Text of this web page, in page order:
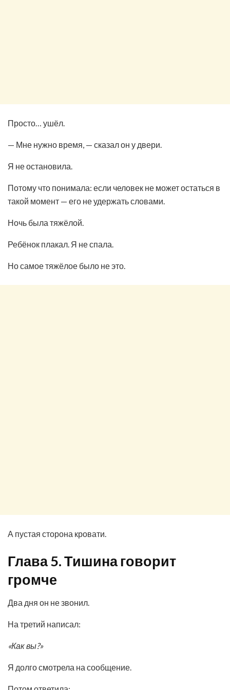
Просто… ушёл.
— Мне нужно время, — сказал он у двери.
Я не остановила.
Потому что понимала: если человек не может остаться в
такой момент — его не удержать словами.
Ночь была тяжёлой.
Ребёнок плакал. Я не спала.
Но самое тяжёлое было не это.
А пустая сторона кровати.
Глава 5. Тишина говорит
громче
Два дня он не звонил.
На третий написал:
«Как вы?»
Я долго смотрела на сообщение.